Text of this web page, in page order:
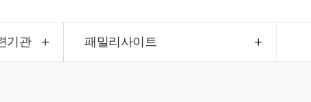
기관 패밀리사이트